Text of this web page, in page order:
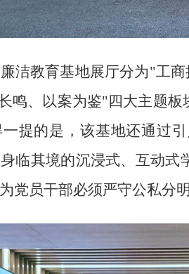
洁教育基地展厅分为"工
鸣、以案为鉴"四大主题
提的是，该基地还通过
临其境的沉浸式、互动
党员干部必须严守公私分